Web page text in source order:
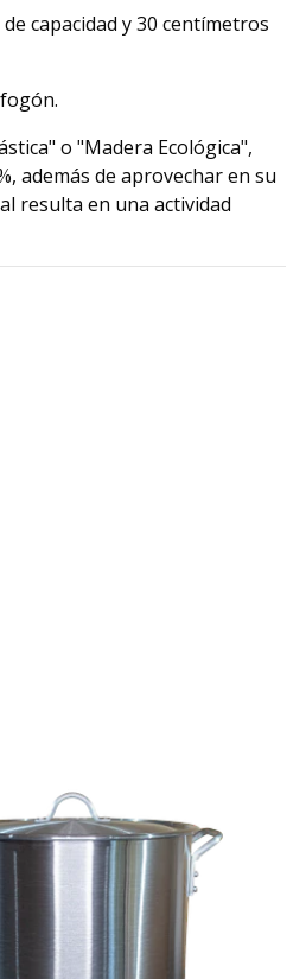
capacidad y 30 centímetros
o "Madera Ecológica",
además de aprovechar en su
resulta en una actividad